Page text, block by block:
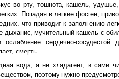
во рту, тошнота, кашель,
Попадая в легкие фосген,
что приводит к заполнению
дыхание, мучительный кашель с
ослабление сердечно-
смерть.
вода, а не хладагент, и сами
поэтому нужно